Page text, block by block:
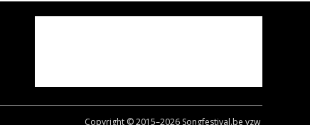
Copyright © 2015–2026 Songfestival.be vzw